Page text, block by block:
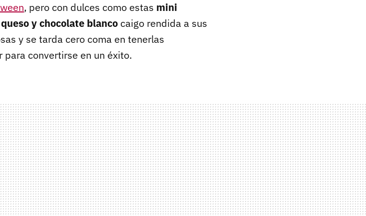
, pero con dulces como estas mini
y chocolate blanco caigo rendida a sus
y se tarda cero coma en tenerlas
para convertirse en un éxito.